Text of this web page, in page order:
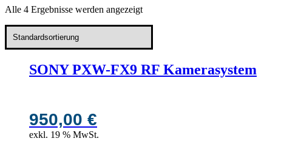
Alle 4 Ergebnisse werden angezeigt
SONY PXW-FX9 RF Kamerasystem
950,00 €
exkl. 19 % MwSt.